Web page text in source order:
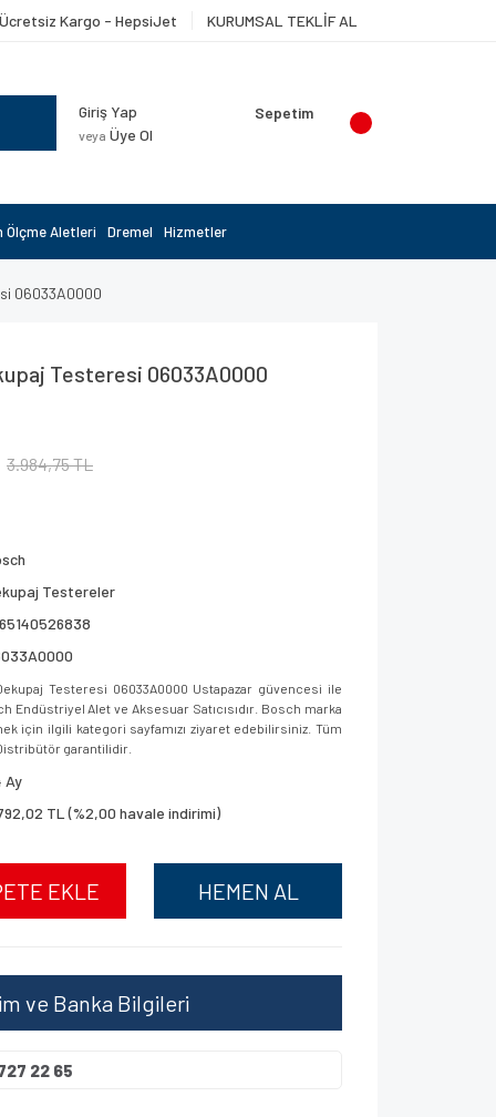
Kargo - HepsiJet KURUMSAL TEKLİF AL
Giriş Yap
veya Üye Ol
Sepetim
Ölçme Aletleri Dremel Hizmetler
06033A0000
Testeresi 06033A0000
3.984,75 TL
Testereler
Testeresi 06033A0000 Ustapazar güvencesi ile
Endüstriyel Alet ve Aksesuar Satıcısıdır. Bosch marka
için ilgili kategori sayfamızı ziyaret edebilirsiniz. Tüm
garantilidir.
Ay
TL (%2,00 havale indirimi)
EKLE HEMEN AL
ve Banka Bilgileri
22 65